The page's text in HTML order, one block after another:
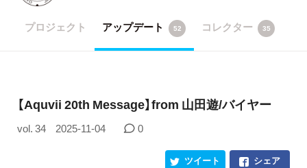
プロジェクト アップデート 52 コレクター 35
【Aquvii 20th Message】from 山田遊/バイヤー
vol. 34 2025-11-04 0
シェア
ツイート